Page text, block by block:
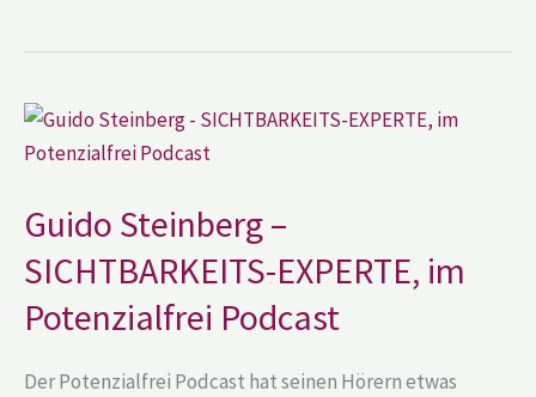
Guido Steinberg –
SICHTBARKEITS-EXPERTE, im
Potenzialfrei Podcast
Der Potenzialfrei Podcast hat seinen Hörern etwas
Guido
Steinberg
–
im
Potenzialfrei
Podcast